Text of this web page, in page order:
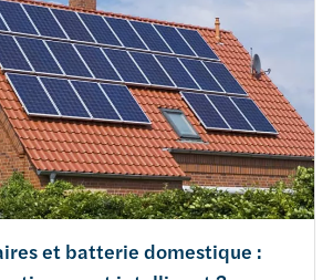
et batterie domestique :